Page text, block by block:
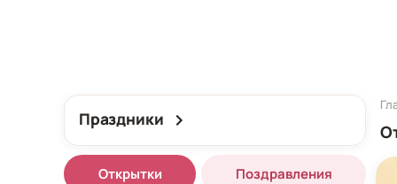
Праздники
Открытки Поздравления